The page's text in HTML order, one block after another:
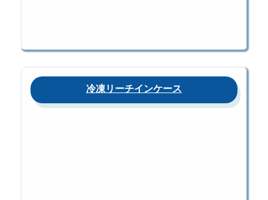
冷凍リーチインケース